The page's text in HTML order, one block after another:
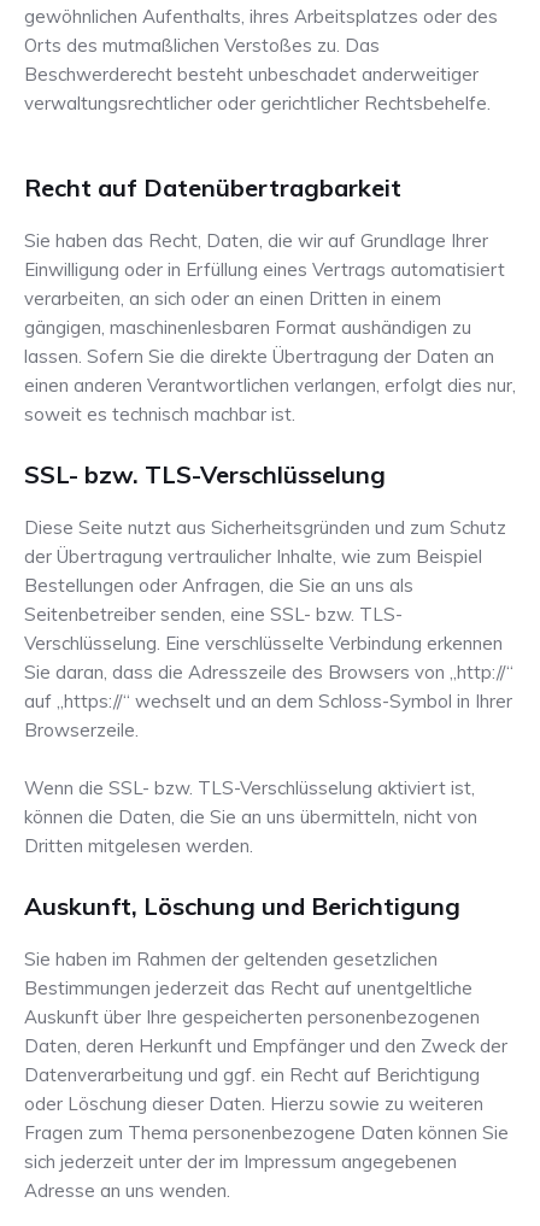
gewöhnlichen Aufenthalts, ihres Arbeitsplatzes oder des
Orts des mutmaßlichen Verstoßes zu. Das
Beschwerderecht besteht unbeschadet anderweitiger
verwaltungsrechtlicher oder gerichtlicher Rechtsbehelfe.
Recht auf Daten­übertrag­barkeit
Sie haben das Recht, Daten, die wir auf Grundlage Ihrer
Einwilligung oder in Erfüllung eines Vertrags automatisiert
verarbeiten, an sich oder an einen Dritten in einem
gängigen, maschinenlesbaren Format aushändigen zu
lassen. Sofern Sie die direkte Übertragung der Daten an
einen anderen Verantwortlichen verlangen, erfolgt dies nur,
soweit es technisch machbar ist.
SSL- bzw. TLS-Verschlüsselung
Diese Seite nutzt aus Sicherheitsgründen und zum Schutz
der Übertragung vertraulicher Inhalte, wie zum Beispiel
Bestellungen oder Anfragen, die Sie an uns als
Seitenbetreiber senden, eine SSL- bzw. TLS-
Verschlüsselung. Eine verschlüsselte Verbindung erkennen
Sie daran, dass die Adresszeile des Browsers von „http://“
auf „https://“ wechselt und an dem Schloss-Symbol in Ihrer
Browserzeile.
Wenn die SSL- bzw. TLS-Verschlüsselung aktiviert ist,
können die Daten, die Sie an uns übermitteln, nicht von
Dritten mitgelesen werden.
Auskunft, Löschung und Berichtigung
Sie haben im Rahmen der geltenden gesetzlichen
Bestimmungen jederzeit das Recht auf unentgeltliche
Auskunft über Ihre gespeicherten personenbezogenen
Daten, deren Herkunft und Empfänger und den Zweck der
Datenverarbeitung und ggf. ein Recht auf Berichtigung
oder Löschung dieser Daten. Hierzu sowie zu weiteren
Fragen zum Thema personenbezogene Daten können Sie
sich jederzeit unter der im Impressum angegebenen
Adresse an uns wenden.